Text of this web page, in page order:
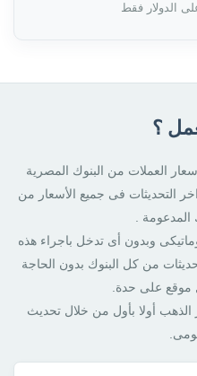
الدولار فقط
؟
العملات من البنوك المصرية
التحديثات فى جميع الأسعار من
.
وبدون أى تدخل باجراء هذه
من كل البنوك بدون الحاجة
موقع على حدة.
الذهب أولا بأول من خلال تحديث